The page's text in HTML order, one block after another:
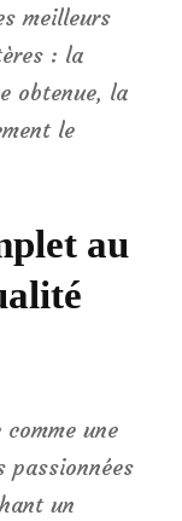
meilleurs
: la
obtenue, la
le
au
une
passionnées
un